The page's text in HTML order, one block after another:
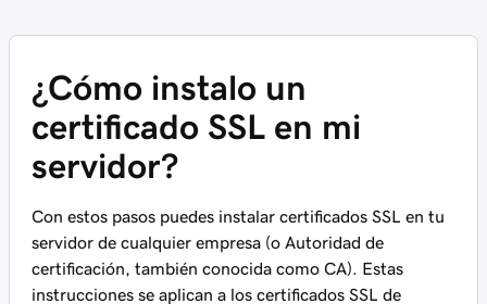
¿Cómo instalo un
certificado SSL en mi
servidor?
Con estos pasos puedes instalar certificados SSL en tu
servidor de cualquier empresa (o Autoridad de
certificación, también conocida como CA). Estas
instrucciones se aplican a los certificados SSL de